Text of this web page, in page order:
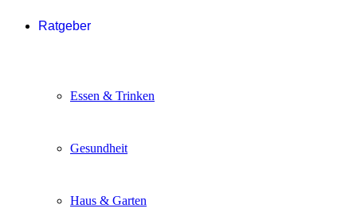
Ratgeber
Essen & Trinken
Gesundheit
Haus & Garten